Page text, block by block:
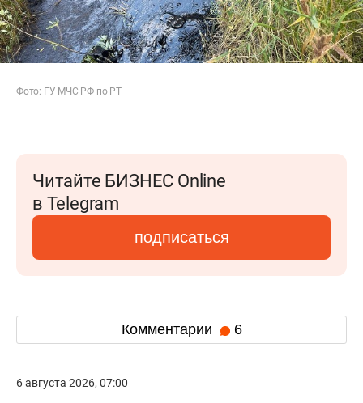
Фото: ГУ МЧС РФ по РТ
Читайте БИЗНЕС Online
в Telegram
подписаться
Комментарии 6
6 августа 2026, 07:00